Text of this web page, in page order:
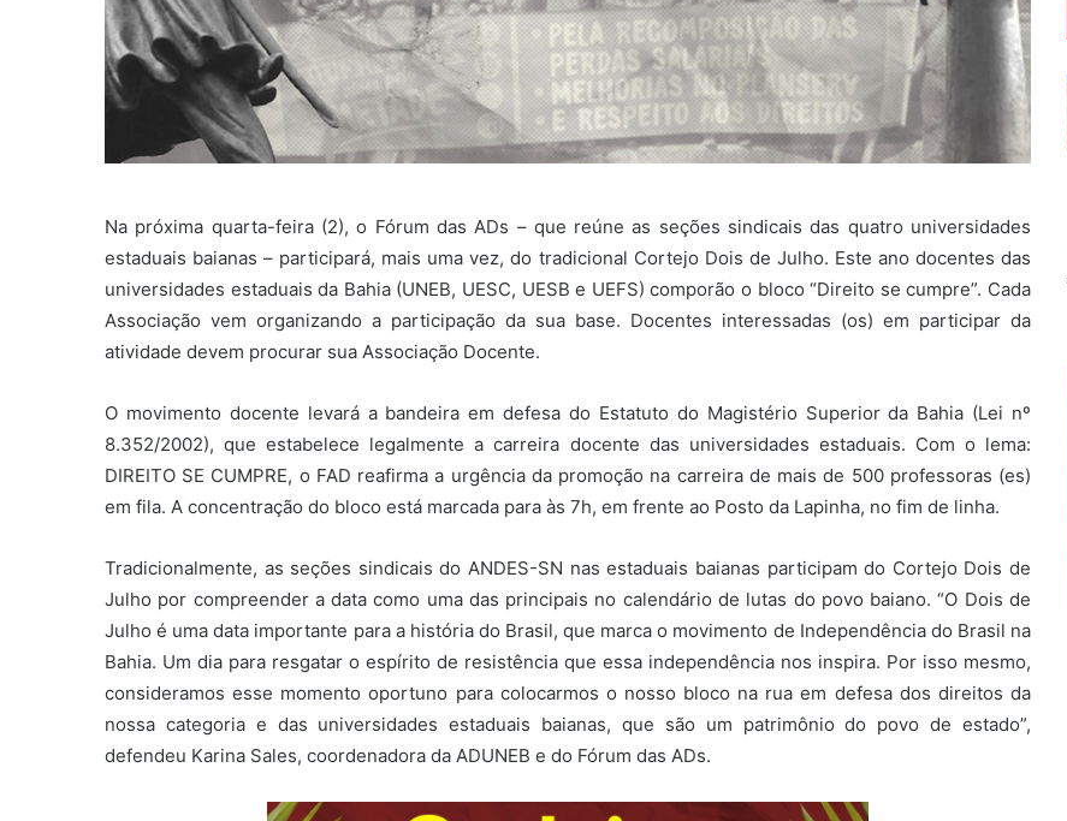
Na próxima quarta-feira (2), o Fórum das ADs – que reúne as seções sindicais das quatro universidades
estaduais baianas – participará, mais uma vez, do tradicional Cortejo Dois de Julho. Este ano docentes das
universidades estaduais da Bahia (UNEB, UESC, UESB e UEFS) comporão o bloco “Direito se cumpre”. Cada
Associação vem organizando a participação da sua base. Docentes interessadas (os) em participar da
atividade devem procurar sua Associação Docente.
O movimento docente levará a bandeira em defesa do Estatuto do Magistério Superior da Bahia (Lei nº
8.352/2002), que estabelece legalmente a carreira docente das universidades estaduais. Com o lema:
DIREITO SE CUMPRE, o FAD reafirma a urgência da promoção na carreira de mais de 500 professoras (es)
em fila. A concentração do bloco está marcada para às 7h, em frente ao Posto da Lapinha, no fim de linha.
Tradicionalmente, as seções sindicais do ANDES-SN nas estaduais baianas participam do Cortejo Dois de
Julho por compreender a data como uma das principais no calendário de lutas do povo baiano. “O Dois de
Julho é uma data importante para a história do Brasil, que marca o movimento de Independência do Brasil na
Bahia. Um dia para resgatar o espírito de resistência que essa independência nos inspira. Por isso mesmo,
consideramos esse momento oportuno para colocarmos o nosso bloco na rua em defesa dos direitos da
nossa categoria e das universidades estaduais baianas, que são um patrimônio do povo de estado”,
defendeu Karina Sales, coordenadora da ADUNEB e do Fórum das ADs.